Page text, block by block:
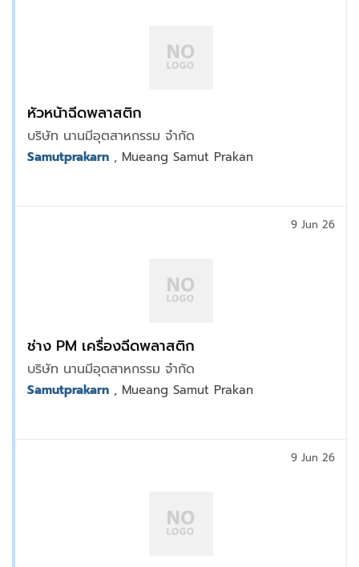
หัวหน้าฉีดพลาสติก
บริษัท นานมีอุตสาหกรรม จำกัด
Samutprakarn , Mueang Samut Prakan
ช่าง PM เครื่องฉีดพลาสติก
บริษัท นานมีอุตสาหกรรม จำกัด
9 Jun 26
Samutprakarn , Mueang Samut Prakan
9 Jun 26